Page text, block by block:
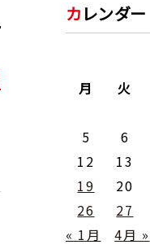
カレンダー
月
火
5
6
12
13
19
20
26
27
« 1月
4月 »